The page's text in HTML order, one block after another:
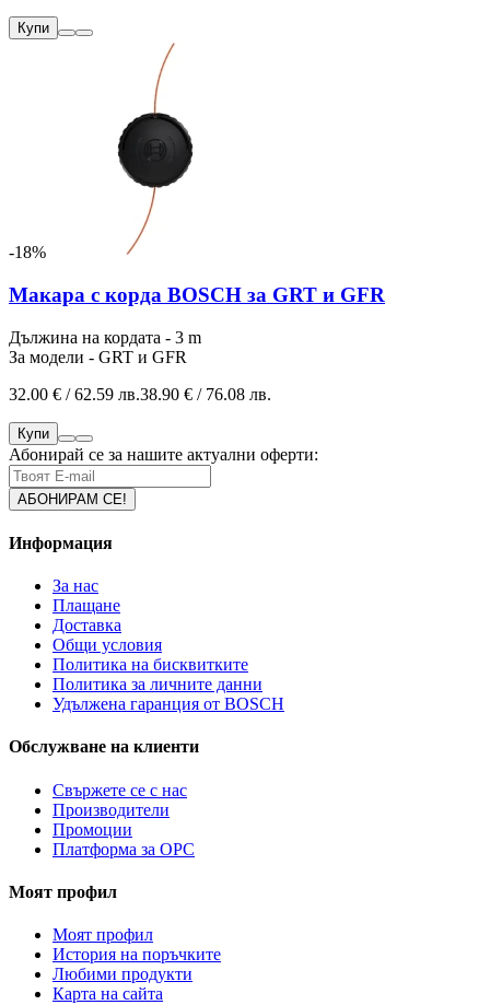
Купи
-18%
Макара с корда BOSCH за GRT и GFR
Дължина на кордата - 3 m
За модели - GRT и GFR
32.00 € / 62.59 лв.38.90 € / 76.08 лв.
Купи
Абонирай се за нашите актуални оферти:
Информация
За нас
Плащане
Доставка
Общи условия
Политика на бисквитките
Политика за личните данни
Удължена гаранция от BOSCH
Обслужване на клиенти
Свържете се с нас
Производители
Промоции
Платформа за ОРС
Моят профил
Моят профил
История на поръчките
Любими продукти
Карта на сайта